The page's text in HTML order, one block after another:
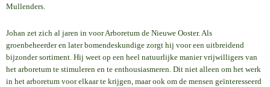
Mullenders.
Johan zet zich al jaren in voor Arboretum de Nieuwe Ooster. Als
groenbeheerder en later bomendeskundige zorgt hij voor een uitbreidend
bijzonder sortiment. Hij weet op een heel natuurlijke manier vrijwilligers van
het arboretum te stimuleren en te enthousiasmeren. Dit niet alleen om het werk
in het arboretum voor elkaar te krijgen, maar ook om de mensen geïnteresseerd